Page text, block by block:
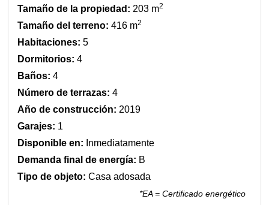
Tamaño de la propiedad: 203 m2
Tamaño del terreno: 416 m2
Habitaciones: 5
Dormitorios: 4
Baños: 4
Número de terrazas: 4
Año de construcción: 2019
Garajes: 1
Disponible en: Inmediatamente
Demanda final de energía: B
Tipo de objeto: Casa adosada
*EA = Certificado energético